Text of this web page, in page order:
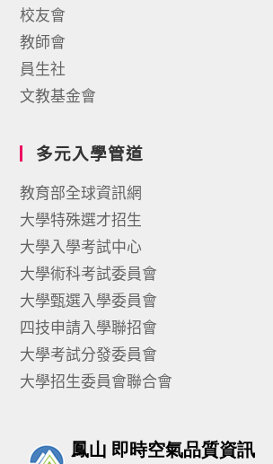
校友會
教師會
員生社
文教基金會
多元入學管道
教育部全球資訊網
大學特殊選才招生
大學入學考試中心
大學術科考試委員會
大學甄選入學委員會
四技申請入學聯招會
大學考試分發委員會
大學招生委員會聯合會